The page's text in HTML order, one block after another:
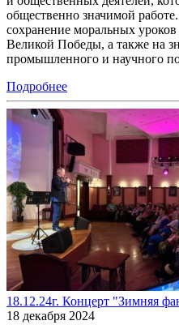
общественно значимой
сохранение моральных
Великой Победы, а также на
промышленного и научного
Подробнее
18.12.24г. Концерт "Зимняя
18 декабря 2024